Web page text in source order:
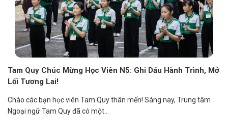
Tam Quy Chúc Mừng Học Viên N5: Ghi Dấu Hành Trình, Mở
Lối Tương Lai!
Chào các bạn học viên Tam Quy thân mến! Sáng nay, Trung tâm
Ngoại ngữ Tam Quy đã có một...